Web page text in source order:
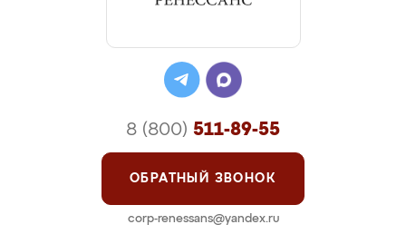
8 (800) 511-89-55
ОБРАТНЫЙ ЗВОНОК
corp-renessans@yandex.ru